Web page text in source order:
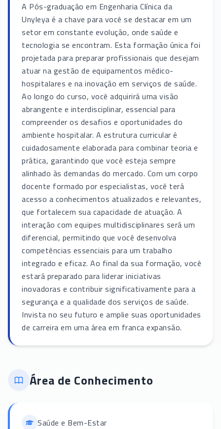
A Pós-graduação em Engenharia Clínica da
Unyleya é a chave para você se destacar em um
setor em constante evolução, onde saúde e
tecnologia se encontram. Esta formação única foi
projetada para preparar profissionais que desejam
atuar na gestão de equipamentos médico-
hospitalares e na inovação em serviços de saúde.
Ao longo do curso, você adquirirá uma visão
abrangente e interdisciplinar, essencial para
compreender os desafios e oportunidades do
ambiente hospitalar. A estrutura curricular é
cuidadosamente elaborada para combinar teoria e
prática, garantindo que você esteja sempre
alinhado às demandas do mercado. Com um corpo
docente formado por especialistas, você terá
acesso a conhecimentos atualizados e relevantes,
que fortalecem sua capacidade de atuação. A
interação com equipes multidisciplinares será um
diferencial, permitindo que você desenvolva
competências essenciais para um trabalho
integrado e eficaz. Ao final da sua formação, você
estará preparado para liderar iniciativas
inovadoras e contribuir significativamente para a
segurança e a qualidade dos serviços de saúde.
Invista no seu futuro e amplie suas oportunidades
de carreira em uma área em franca expansão.
Área de Conhecimento
Saúde e Bem-Estar